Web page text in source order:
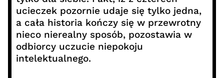
ucieczek pozornie udaje się tylko jedna,
a cała historia kończy się w przewrotny
nieco nierealny sposób, pozostawia w
odbiorcy uczucie niepokoju
intelektualnego.